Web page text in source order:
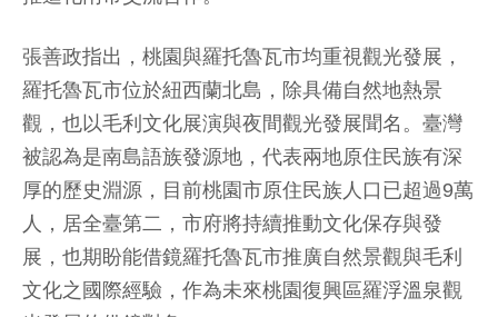
張善政指出，桃園與羅托魯瓦市均重視觀光發展，
羅托魯瓦市位於紐西蘭北島，除具備自然地熱景
觀，也以毛利文化展演與夜間觀光發展聞名。臺灣
被認為是南島語族發源地，代表兩地原住民族有深
厚的歷史淵源，目前桃園市原住民族人口已超過9萬
人，居全臺第二，市府將持續推動文化保存與發
展，也期盼能借鏡羅托魯瓦市推廣自然景觀與毛利
文化之國際經驗，作為未來桃園復興區羅浮溫泉觀